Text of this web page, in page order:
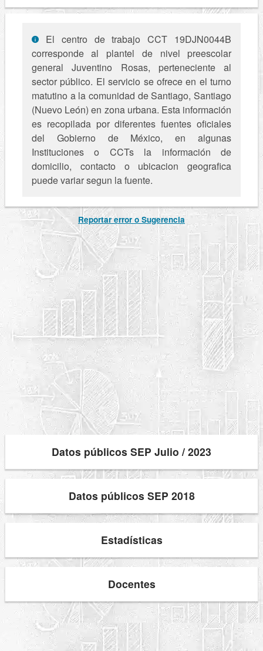
El centro de trabajo CCT 19DJN0044B
corresponde al plantel de nivel preescolar
general Juventino Rosas, perteneciente al
sector público. El servicio se ofrece en el turno
matutino a la comunidad de Santiago, Santiago
(Nuevo León) en zona urbana. Esta información
es recopilada por diferentes fuentes oficiales
del Gobierno de México, en algunas
Instituciones o CCTs la información de
domicilio, contacto o ubicacion geografica
puede variar segun la fuente.
Reportar error o Sugerencia
Datos públicos SEP Julio / 2023
Datos públicos SEP 2018
Estadísticas
Docentes